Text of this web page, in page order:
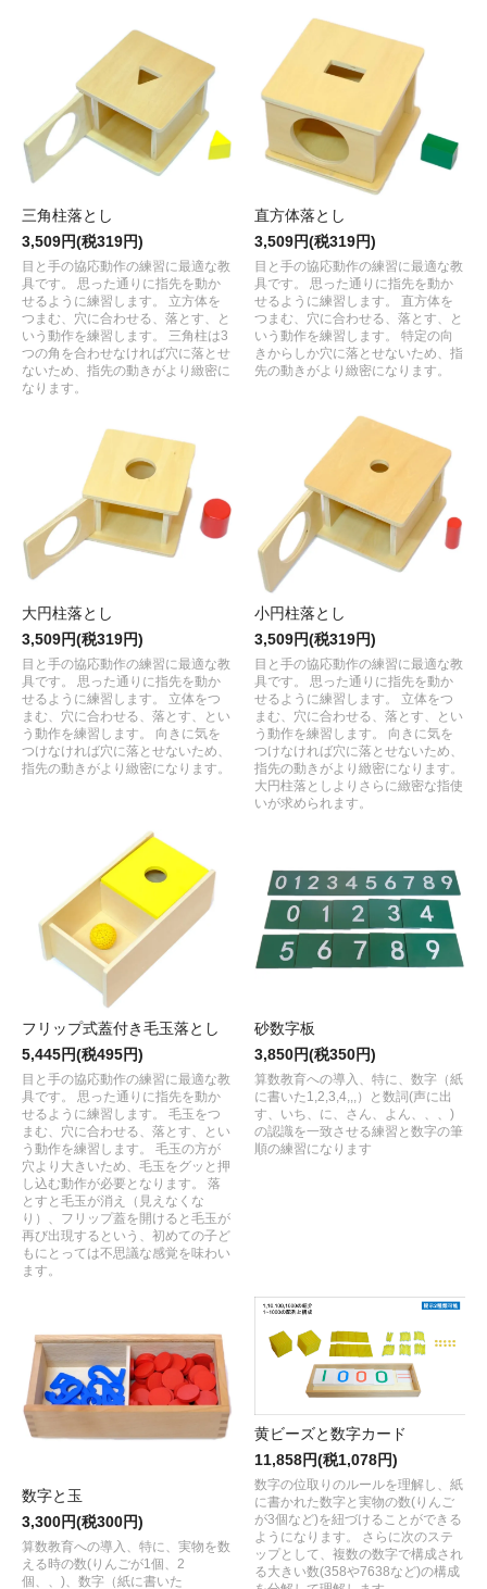
三角柱落とし
3,509円(税319円)
目と手の協応動作の練習に最適な教
具です。 思った通りに指先を動か
せるように練習します。 立方体を
つまむ、穴に合わせる、落とす、と
いう動作を練習します。 三角柱は3
つの角を合わせなければ穴に落とせ
ないため、指先の動きがより緻密に
なります。
直方体落とし
3,509円(税319円)
目と手の協応動作の練習に最適な教
具です。 思った通りに指先を動か
せるように練習します。 直方体を
つまむ、穴に合わせる、落とす、と
いう動作を練習します。 特定の向
きからしか穴に落とせないため、指
先の動きがより緻密になります。
大円柱落とし
3,509円(税319円)
目と手の協応動作の練習に最適な教
具です。 思った通りに指先を動か
せるように練習します。 立体をつ
まむ、穴に合わせる、落とす、とい
う動作を練習します。 向きに気を
つけなければ穴に落とせないため、
指先の動きがより緻密になります。
小円柱落とし
3,509円(税319円)
目と手の協応動作の練習に最適な教
具です。 思った通りに指先を動か
せるように練習します。 立体をつ
まむ、穴に合わせる、落とす、とい
う動作を練習します。 向きに気を
つけなければ穴に落とせないため、
指先の動きがより緻密になります。
大円柱落としよりさらに緻密な指使
いが求められます。
フリップ式蓋付き毛玉落とし
5,445円(税495円)
目と手の協応動作の練習に最適な教
具です。 思った通りに指先を動か
せるように練習します。 毛玉をつ
まむ、穴に合わせる、落とす、とい
う動作を練習します。 毛玉の方が
穴より大きいため、毛玉をグッと押
し込む動作が必要となります。 落
とすと毛玉が消え（見えなくな
り）、フリップ蓋を開けると毛玉が
再び出現するという、初めての子ど
もにとっては不思議な感覚を味わい
ます。
砂数字板
3,850円(税350円)
算数教育への導入、特に、数字（紙
に書いた1,2,3,4,,,）と数詞(声に出
す、いち、に、さん、よん、、、)
の認識を一致させる練習と数字の筆
順の練習になります
数字と玉
3,300円(税300円)
算数教育への導入、特に、実物を数
える時の数(りんごが1個、2
個、、)、数字（紙に書いた
黄ビーズと数字カード
11,858円(税1,078円)
数字の位取りのルールを理解し、紙
に書かれた数字と実物の数(りんご
が3個など)を紐づけることができる
ようになります。 さらに次のステ
ップとして、複数の数字で構成され
る大きい数(358や7638など)の構成